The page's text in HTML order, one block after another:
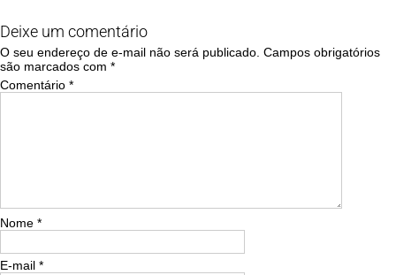
Deixe um comentário
O seu endereço de e-mail não será publicado. Campos obrigatórios
são marcados com *
Comentário *
Nome *
E-mail *